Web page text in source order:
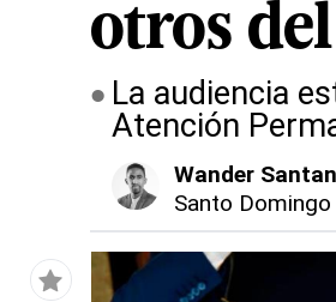
otros
La audiencia
Atención
Wander
Santo Domingo